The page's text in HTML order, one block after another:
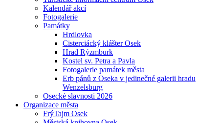
Kalendář akcí
Fotogalerie
Památky
Hrdlovka
Cisterciácký klášter Osek
Hrad Rýzmburk
Kostel sv. Petra a Pavla
Fotogalerie památek města
Erb pánů z Oseka v jedinečné galerii hradu
Wenzelsburg
Osecké slavnosti 2026
Organizace města
FrýTajm Osek